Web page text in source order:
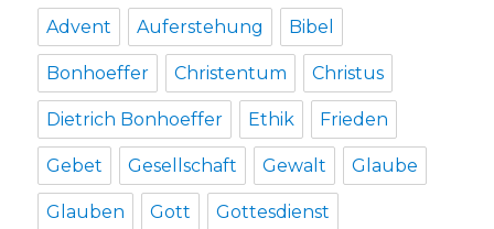
Advent Auferstehung Bibel
Bonhoeffer Christentum Christus
Dietrich Bonhoeffer Ethik Frieden
Gebet Gesellschaft Gewalt Glaube
Glauben Gott Gottesdienst